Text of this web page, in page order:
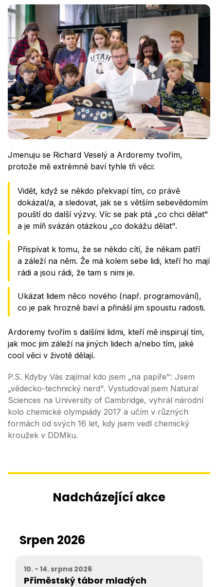
Jmenuju se Richard Veselý a Ardoremy tvořím,
protože mě extrémně baví tyhle tři věci:
Vidět, když se někdo překvapí tím, co právě
dokázal/a, a sledovat, jak se s větším sebevědomím
pouští do další výzvy. Víc se pak ptá „co chci dělat"
a je míň svázán otázkou „co dokážu dělat".
Přispívat k tomu, že se někdo cítí, že někam patří
a záleží na něm. Že má kolem sebe lidi, kteří ho mají
rádi a jsou rádi, že tam s nimi je.
Ukázat lidem něco nového (např. programování),
co je pak hrozně baví a přináší jim spoustu radosti.
Ardoremy tvořím s dalšími lidmi, kteří mě inspirují tím,
jak moc jim záleží na jiných lidech a/nebo tím, jaké
cool věci v životě dělají.
P.S. Kdyby Vás zajímal kdo jsem „na papíře": Jsem
„vědecko-technický nerd". Vystudoval jsem Natural
Sciences na University of Cambridge, vyhrál národní
kolo chemické olympiády 2017 a učím v různých
formách od svých 16 let, kdy jsem vedl chemický
kroužek v DDMku.
Nadcházející akce
Srpen 2026
10. - 14. srpna 2026
Příměstský tábor mladých